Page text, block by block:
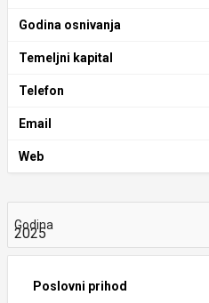
Godina osnivanja
Temeljni kapital
Telefon
Email
Web
Godina
Poslovni prihod